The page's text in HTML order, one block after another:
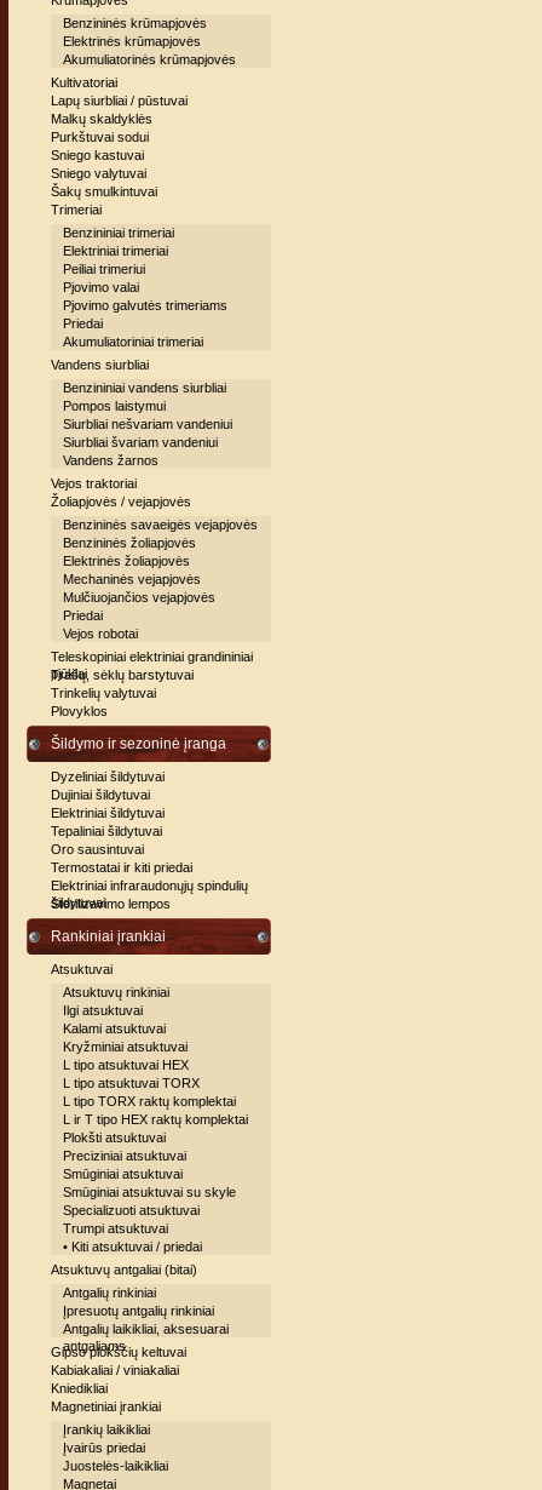
Benzininės krūmapjovės
Elektrinės krūmapjovės
Akumuliatorinės krūmapjovės
Kultivatoriai
Lapų siurbliai / pūstuvai
Malkų skaldyklės
Purkštuvai sodui
Sniego kastuvai
Sniego valytuvai
Šakų smulkintuvai
Trimeriai
Benzininiai trimeriai
Elektriniai trimeriai
Peiliai trimeriui
Pjovimo valai
Pjovimo galvutės trimeriams
Priedai
Akumuliatoriniai trimeriai
Vandens siurbliai
Benzininiai vandens siurbliai
Pompos laistymui
Siurbliai nešvariam vandeniui
Siurbliai švariam vandeniui
Vandens žarnos
Vejos traktoriai
Žoliapjovės / vejapjovės
Benzininės savaeigės vejapjovės
Benzininės žoliapjovės
Elektrinės žoliapjovės
Mechaninės vejapjovės
Mulčiuojančios vejapjovės
Priedai
Vejos robotai
Teleskopiniai elektriniai grandininiai
pjūklai
Trašų, sėklų barstytuvai
Trinkelių valytuvai
Plovyklos
Šildymo ir sezoninė įranga
Dyzeliniai šildytuvai
Dujiniai šildytuvai
Elektriniai šildytuvai
Tepaliniai šildytuvai
Oro sausintuvai
Termostatai ir kiti priedai
Elektriniai infraraudonųjų spindulių
šildytuvai
Sterilizavimo lempos
Rankiniai įrankiai
Atsuktuvai
Atsuktuvų rinkiniai
Ilgi atsuktuvai
Kalami atsuktuvai
Kryžminiai atsuktuvai
L tipo atsuktuvai HEX
L tipo atsuktuvai TORX
L tipo TORX raktų komplektai
L ir T tipo HEX raktų komplektai
Plokšti atsuktuvai
Preciziniai atsuktuvai
Smūginiai atsuktuvai
Smūginiai atsuktuvai su skyle
Specializuoti atsuktuvai
Trumpi atsuktuvai
• Kiti atsuktuvai / priedai
Atsuktuvų antgaliai (bitai)
Antgalių rinkiniai
Įpresuotų antgalių rinkiniai
Antgalių laikikliai, aksesuarai
antgaliams
Gipso plokščių keltuvai
Kabiakaliai / viniakaliai
Kniedikliai
Magnetiniai įrankiai
Įrankių laikikliai
Įvairūs priedai
Juostelės-laikikliai
Magnetai